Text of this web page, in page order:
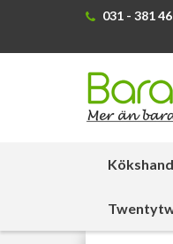
031 - 381